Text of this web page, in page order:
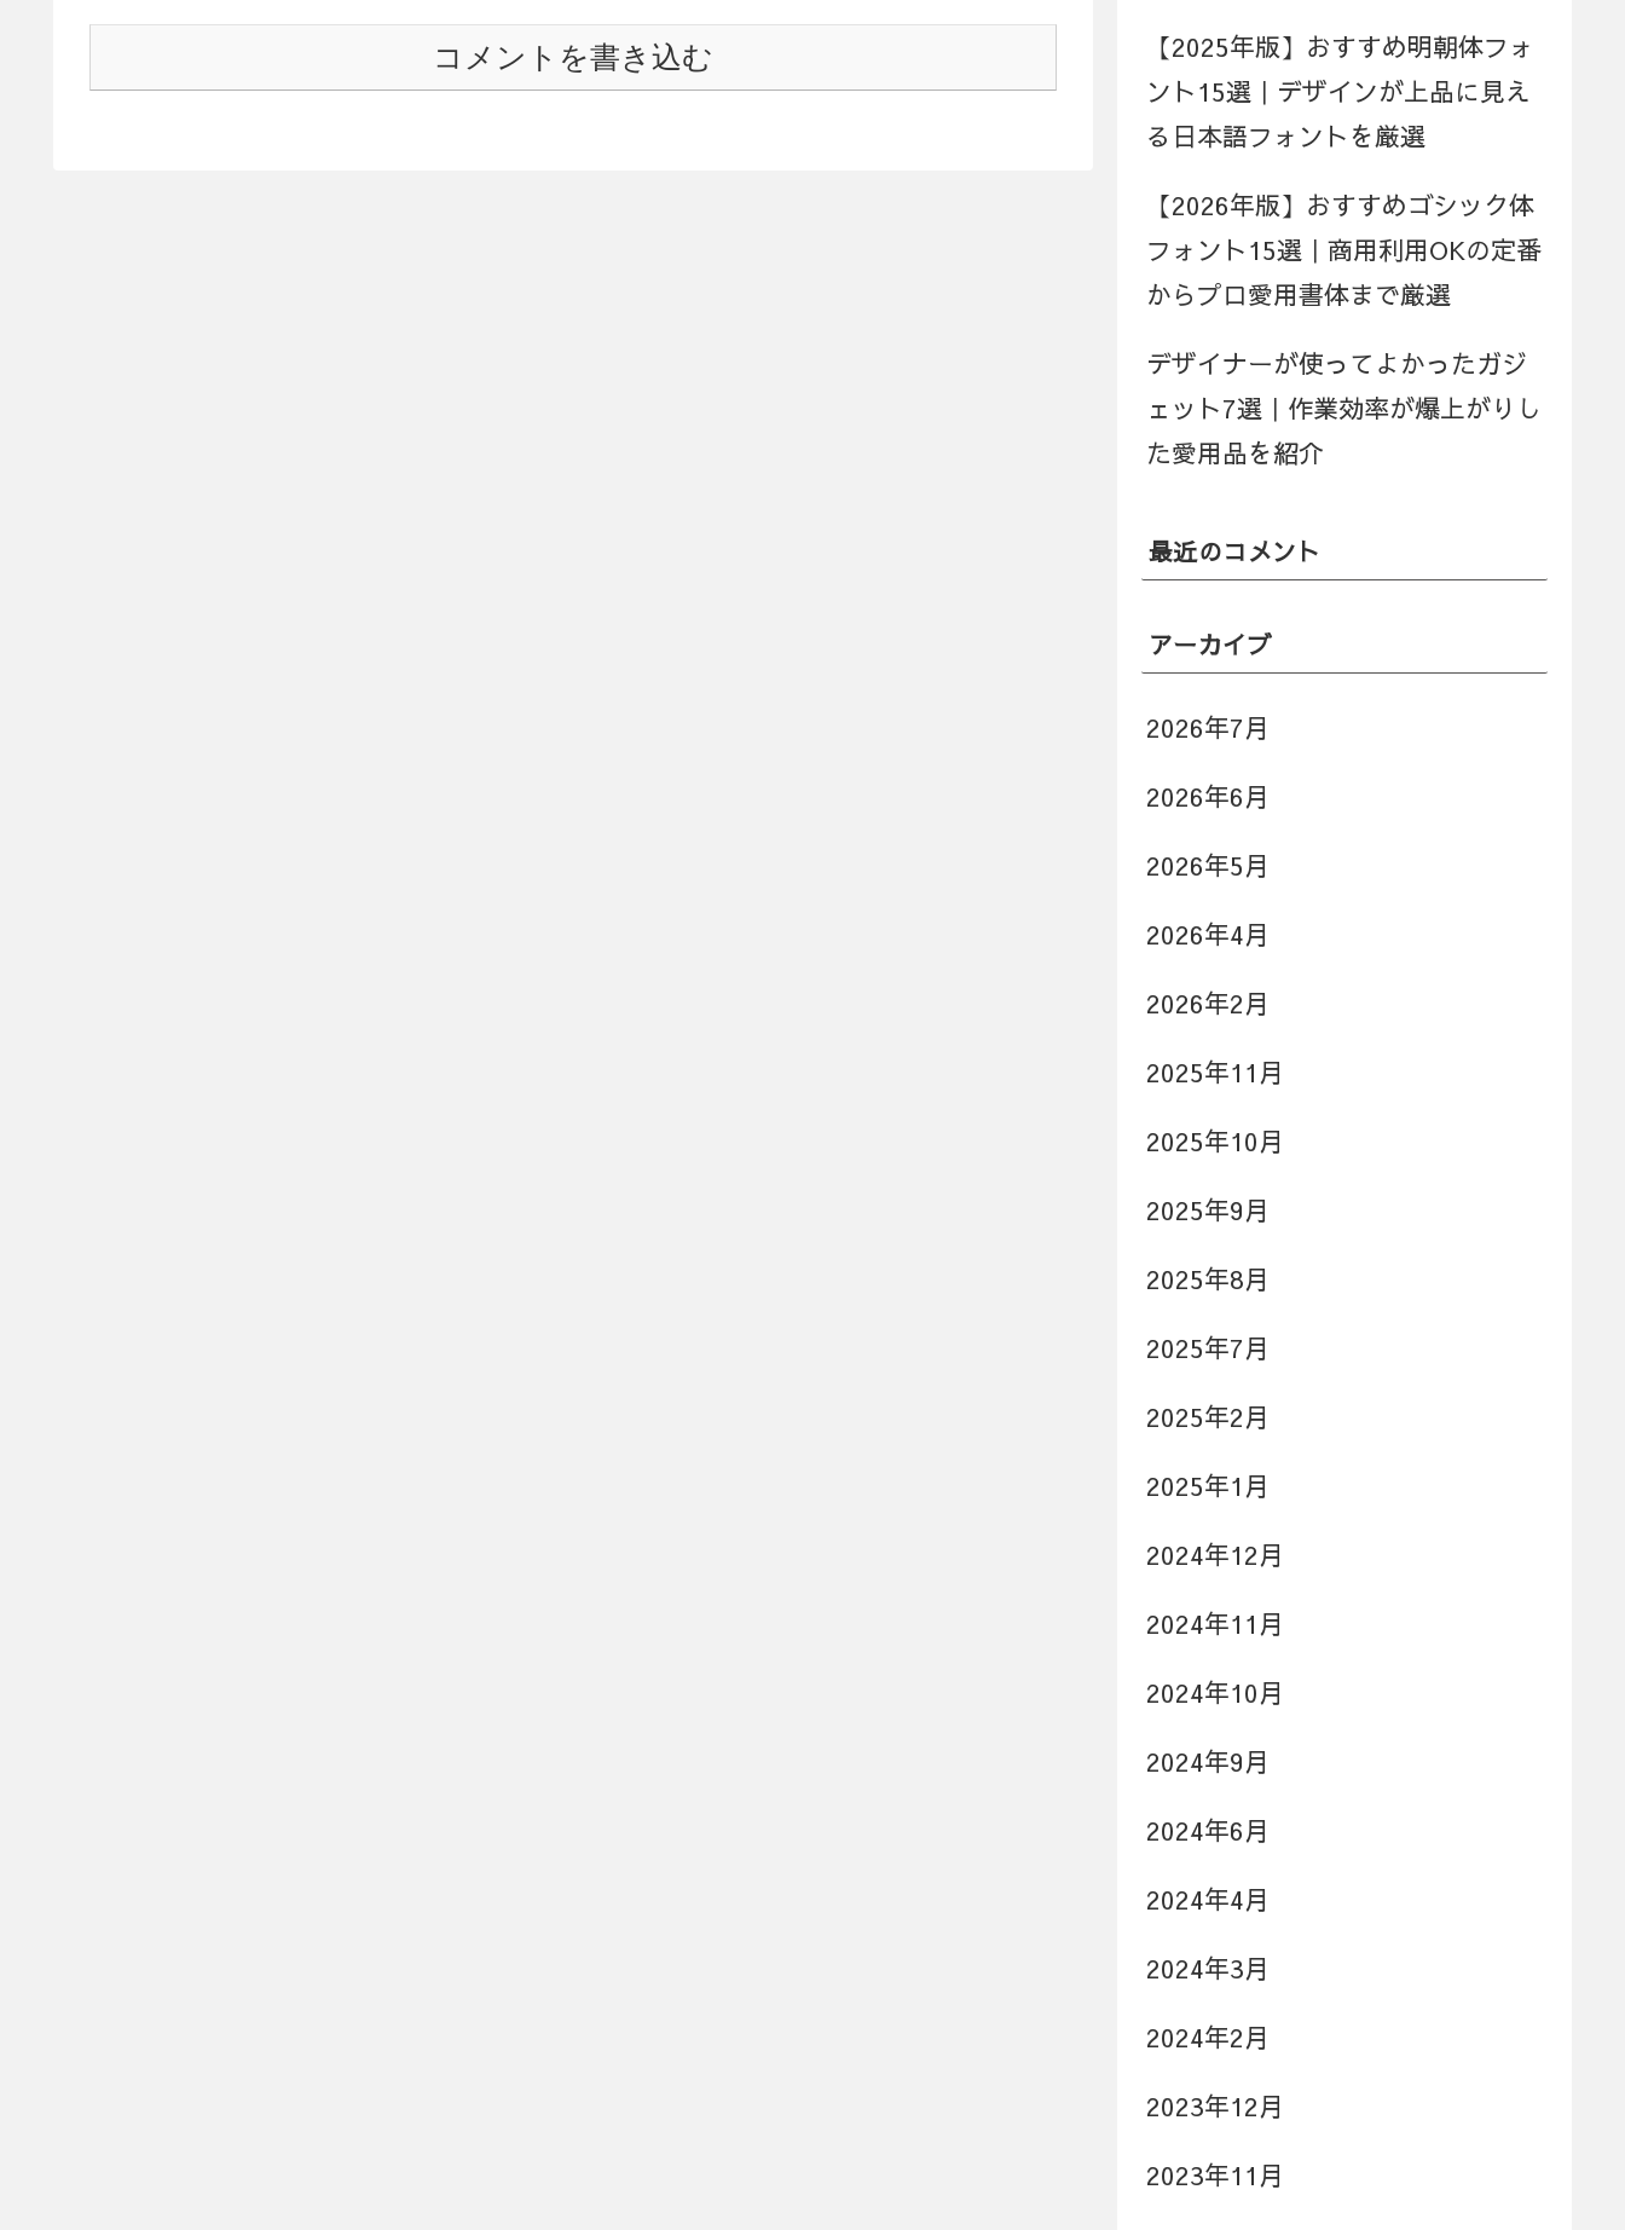
コメントを書き込む
【2025年版】おすすめ明朝体フォ
ント15選｜デザインが上品に見え
る日本語フォントを厳選
【2026年版】おすすめゴシック体
フォント15選｜商用利用OKの定番
からプロ愛用書体まで厳選
デザイナーが使ってよかったガジ
ェット7選｜作業効率が爆上がりし
た愛用品を紹介
最近のコメント
アーカイブ
2026年7月
2026年6月
2026年5月
2026年4月
2026年2月
2025年11月
2025年10月
2025年9月
2025年8月
2025年7月
2025年2月
2025年1月
2024年12月
2024年11月
2024年10月
2024年9月
2024年6月
2024年4月
2024年3月
2024年2月
2023年12月
2023年11月